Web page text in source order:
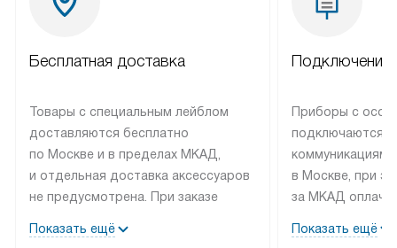
Бесплатная доставка
Товары с специальным лейблом
доставляются бесплатно
по Москве и в пределах МКАД,
и отдельная доставка аксессуаров
не предусмотрена. При заказе
рекомендуем обсудить
Показать ещё
Подключение
Приборы с
подключаются к
коммуникациям
в Москве, при
за МКАД
партнера
Показать ещё